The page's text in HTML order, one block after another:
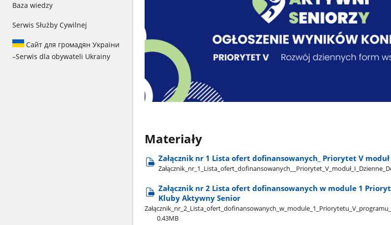
Baza wiedzy
Serwis Służby Cywilnej
Сайт для громадян України
–Serwis dla obywateli Ukrainy
Materiały
Załącznik nr 1 Lista ofert dofinansowanych​​_ Priorytet V
Załącznik nr 2 Lista ofert dofinansowanych w module 1
Kluby Aktywny Senior
0.43MB